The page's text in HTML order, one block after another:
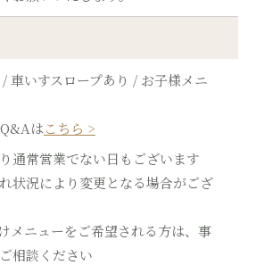
車いすスロープあり / お子様メニ
はこちら >
通常営業でない日もございます
状況により変更となる場合がござ
メニューをご希望される方は、事
相談ください